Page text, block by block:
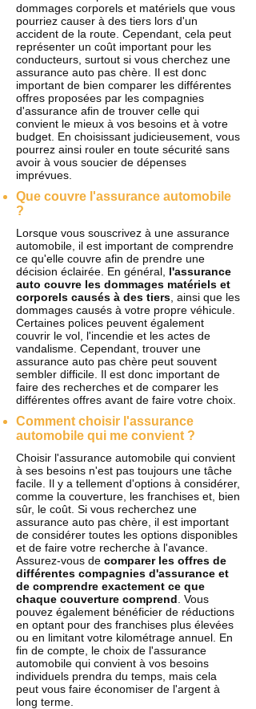
dommages corporels et matériels que vous
pourriez causer à des tiers lors d'un
accident de la route. Cependant, cela peut
représenter un coût important pour les
conducteurs, surtout si vous cherchez une
assurance auto pas chère. Il est donc
important de bien comparer les différentes
offres proposées par les compagnies
d'assurance afin de trouver celle qui
convient le mieux à vos besoins et à votre
budget. En choisissant judicieusement, vous
pourrez ainsi rouler en toute sécurité sans
avoir à vous soucier de dépenses
imprévues.
Que couvre l'assurance automobile
?
Lorsque vous souscrivez à une assurance
automobile, il est important de comprendre
ce qu'elle couvre afin de prendre une
décision éclairée. En général, l'assurance
auto couvre les dommages matériels et
corporels causés à des tiers , ainsi que les
dommages causés à votre propre véhicule.
Certaines polices peuvent également
couvrir le vol, l'incendie et les actes de
vandalisme. Cependant, trouver une
assurance auto pas chère peut souvent
sembler difficile. Il est donc important de
faire des recherches et de comparer les
différentes offres avant de faire votre choix.
Comment choisir l'assurance
automobile qui me convient ?
Choisir l'assurance automobile qui convient
à ses besoins n'est pas toujours une tâche
facile. Il y a tellement d'options à considérer,
comme la couverture, les franchises et, bien
sûr, le coût. Si vous recherchez une
assurance auto pas chère, il est important
de considérer toutes les options disponibles
et de faire votre recherche à l'avance.
Assurez-vous de comparer les offres de
différentes compagnies d'assurance et
de comprendre exactement ce que
chaque couverture comprend . Vous
pouvez également bénéficier de réductions
en optant pour des franchises plus élevées
ou en limitant votre kilométrage annuel. En
fin de compte, le choix de l'assurance
automobile qui convient à vos besoins
individuels prendra du temps, mais cela
peut vous faire économiser de l'argent à
long terme.